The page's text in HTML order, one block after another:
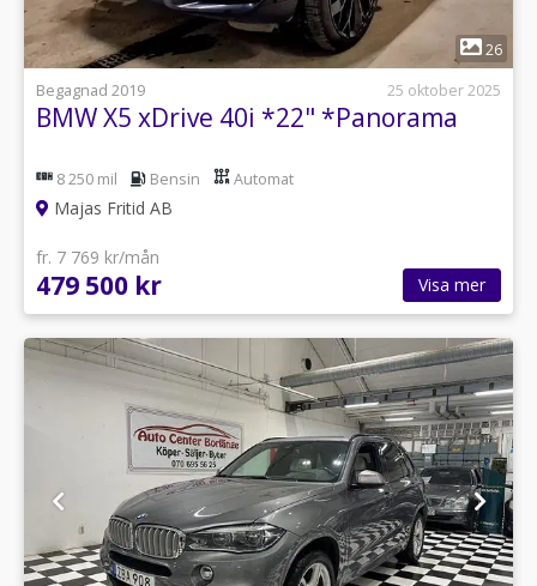
1
26
Begagnad 2019
25 oktober 2025
BMW X5 xDrive 40i *22" *Panorama
8 250 mil Bensin Automat
Majas Fritid AB
fr. 7 769 kr/mån
479 500 kr Visa mer